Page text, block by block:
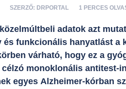
SZERZŐ: DRPORTAL 1 PERCES
adatok azt
és funkcionális hanyatlást a
várható, hogy ez a
monoklonális antitest-
egyes Alzheimer-kórban